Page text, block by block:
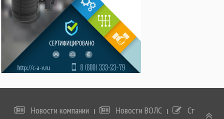
Новости компании Новости ВОЛС
Статьи